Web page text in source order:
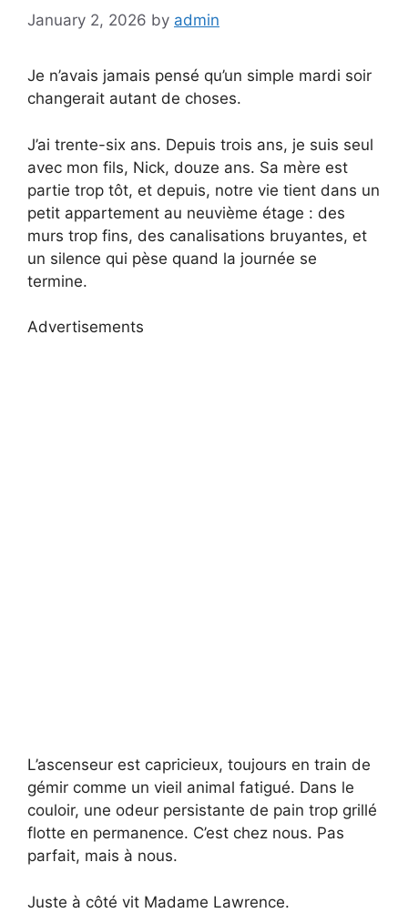
January 2, 2026 by admin
Je n’avais jamais pensé qu’un simple mardi soir
changerait autant de choses.
J’ai trente-six ans. Depuis trois ans, je suis seul
avec mon fils, Nick, douze ans. Sa mère est
partie trop tôt, et depuis, notre vie tient dans un
petit appartement au neuvième étage : des
murs trop fins, des canalisations bruyantes, et
un silence qui pèse quand la journée se
termine.
Advertisements
L’ascenseur est capricieux, toujours en train de
gémir comme un vieil animal fatigué. Dans le
couloir, une odeur persistante de pain trop grillé
flotte en permanence. C’est chez nous. Pas
parfait, mais à nous.
Juste à côté vit Madame Lawrence.